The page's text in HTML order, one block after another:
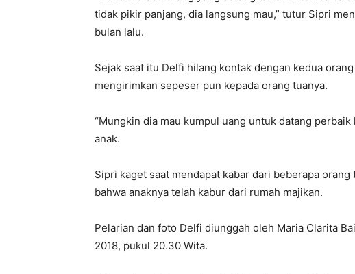
tidak pikir panjang, dia langsung mau,” tutur Sipri
bulan lalu.
Sejak saat itu Delfi hilang kontak dengan kedua
mengirimkan sepeser pun kepada orang tuanya.
“Mungkin dia mau kumpul uang untuk datang
anak.
Sipri kaget saat mendapat kabar dari beberapa
bahwa anaknya telah kabur dari rumah majikan.
Pelarian dan foto Delfi diunggah oleh Maria Clarita
2018, pukul 20.30 Wita.